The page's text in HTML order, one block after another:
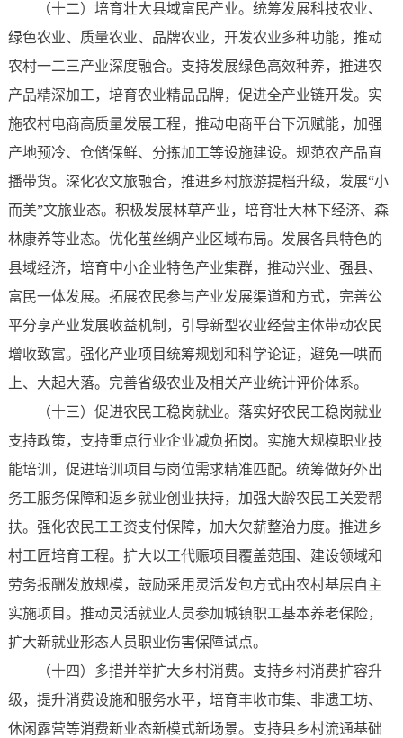
（十二）培育壮大县域富民产业。统筹发展科技农业、
绿色农业、质量农业、品牌农业，开发农业多种功能，推动
农村一二三产业深度融合。支持发展绿色高效种养，推进农
产品精深加工，培育农业精品品牌，促进全产业链开发。实
施农村电商高质量发展工程，推动电商平台下沉赋能，加强
产地预冷、仓储保鲜、分拣加工等设施建设。规范农产品直
播带货。深化农文旅融合，推进乡村旅游提档升级，发展“小
而美”文旅业态。积极发展林草产业，培育壮大林下经济、森
林康养等业态。优化茧丝绸产业区域布局。发展各具特色的
县域经济，培育中小企业特色产业集群，推动兴业、强县、
富民一体发展。拓展农民参与产业发展渠道和方式，完善公
平分享产业发展收益机制，引导新型农业经营主体带动农民
增收致富。强化产业项目统筹规划和科学论证，避免一哄而
上、大起大落。完善省级农业及相关产业统计评价体系。
（十三）促进农民工稳岗就业。落实好农民工稳岗就业
支持政策，支持重点行业企业减负拓岗。实施大规模职业技
能培训，促进培训项目与岗位需求精准匹配。统筹做好外出
务工服务保障和返乡就业创业扶持，加强大龄农民工关爱帮
扶。强化农民工工资支付保障，加大欠薪整治力度。推进乡
村工匠培育工程。扩大以工代赈项目覆盖范围、建设领域和
劳务报酬发放规模，鼓励采用灵活发包方式由农村基层自主
实施项目。推动灵活就业人员参加城镇职工基本养老保险，
扩大新就业形态人员职业伤害保障试点。
（十四）多措并举扩大乡村消费。支持乡村消费扩容升
级，提升消费设施和服务水平，培育丰收市集、非遗工坊、
休闲露营等消费新业态新模式新场景。支持县乡村流通基础